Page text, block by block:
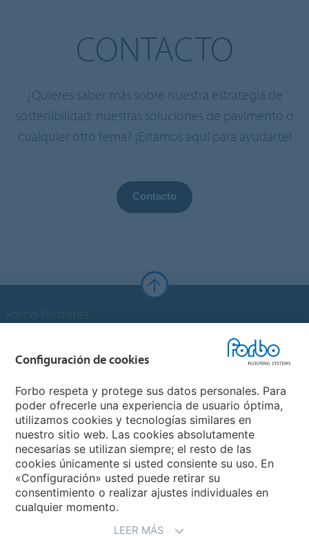
CONTACTO
¿Quieres saber más sobre nuestra estrategia de
sostenibilidad, nuestras soluciones de pavimento o
cualquier otro tema? ¡Estamos aquí para ayudarte!
Contacto
Forbo Flooring Systems
Forbo Movement Systems
Selecciona un país
Configuración de cookies
Forbo respeta y protege sus datos personales. Para
poder ofrecerle una experiencia de usuario óptima,
utilizamos cookies y tecnologías similares en
nuestro sitio web. Las cookies absolutamente
necesarias se utilizan siempre; el resto de las
cookies únicamente si usted consiente su uso. En
«Configuración» usted puede retirar su
consentimiento o realizar ajustes individuales en
cualquier momento.
LEER MÁS